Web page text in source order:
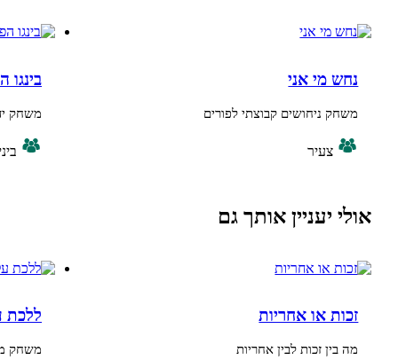
אני
ניחושים קבוצתי לפורים
בינגו הפוך
משחק ידע לפורים
ביניים, צעיר
אותך גם
או אחריות
זכות לבין אחריות
ללכת על ביצים
משחק מתיחה